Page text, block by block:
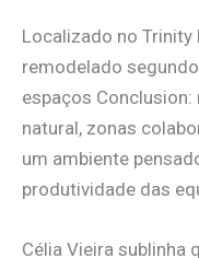
Localizado no
remodelado
espaços
natural, zonas
um ambiente
produtividade das
Célia Vieira sublinha